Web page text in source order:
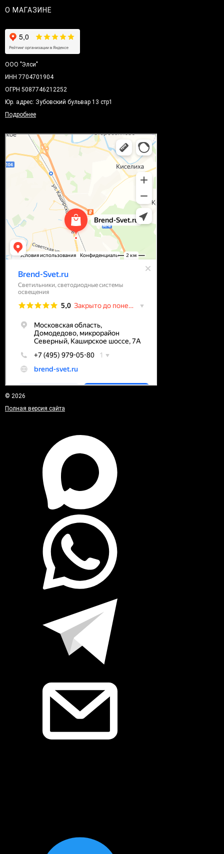
О МАГАЗИНЕ
ООО "Элси"
ИНН 7704701904
ОГРН 5087746212252
Юр. адрес: Зубовский бульвар 13 стр1
Подробнее
© 2026
Полная версия сайта